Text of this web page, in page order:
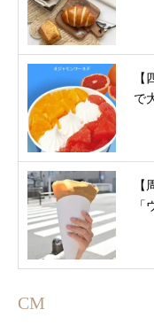
で
「
CM